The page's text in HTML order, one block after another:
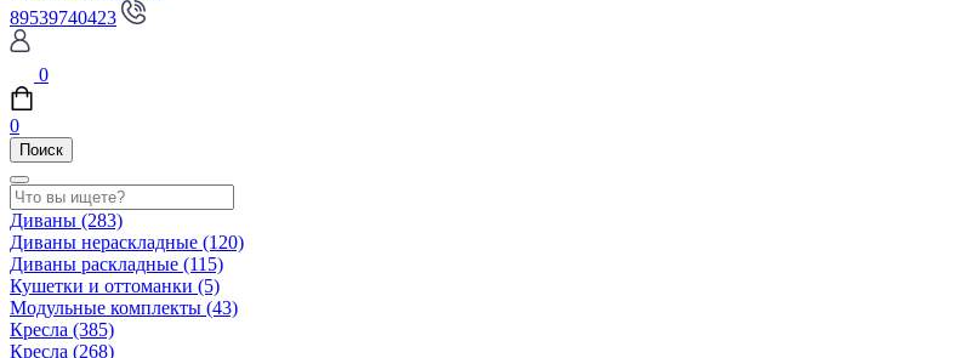
89539740423
0
0
Поиск
Диваны (283)
Диваны нераскладные (120)
Диваны раскладные (115)
Кушетки и оттоманки (5)
Модульные комплекты (43)
Кресла (385)
Кресла (268)